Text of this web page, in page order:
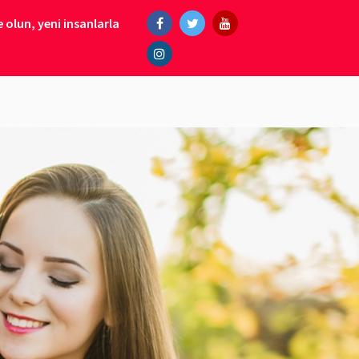
olun, yeni insanlarla